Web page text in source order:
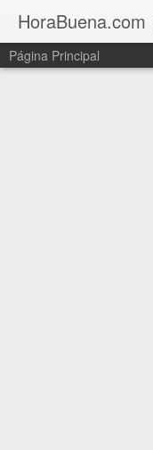
HoraBuena.com
Página Principal